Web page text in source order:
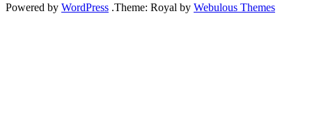
Powered by WordPress .Theme: Royal by Webulous Themes